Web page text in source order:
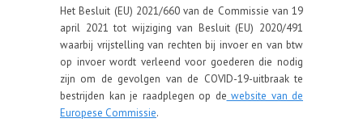
Het Besluit (EU) 2021/660 van de Commissie van 19
april 2021 tot wijziging van Besluit (EU) 2020/491
waarbij vrijstelling van rechten bij invoer en van btw
op invoer wordt verleend voor goederen die nodig
zijn om de gevolgen van de COVID-19-uitbraak te
bestrijden kan je raadplegen op de website van de
Europese Commissie.